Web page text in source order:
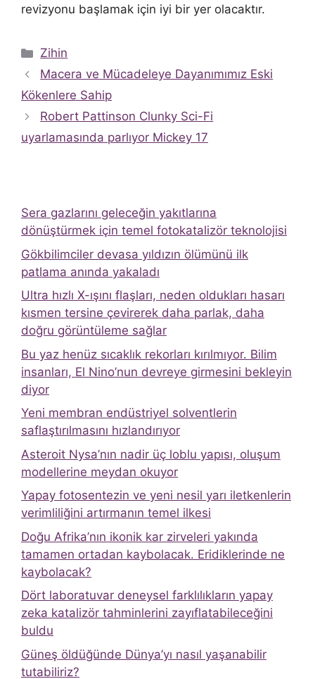
revizyonu başlamak için iyi bir yer olacaktır.
Kategoriler
Zihin
Macera ve Mücadeleye Dayanımımız Eski
Kökenlere Sahip
Robert Pattinson Clunky Sci-Fi
uyarlamasında parlıyor Mickey 17
Sera gazlarını geleceğin yakıtlarına
dönüştürmek için temel fotokatalizör teknolojisi
Gökbilimciler devasa yıldızın ölümünü ilk
patlama anında yakaladı
Ultra hızlı X-ışını flaşları, neden oldukları hasarı
kısmen tersine çevirerek daha parlak, daha
doğru görüntüleme sağlar
Bu yaz henüz sıcaklık rekorları kırılmıyor. Bilim
insanları, El Nino’nun devreye girmesini bekleyin
diyor
Yeni membran endüstriyel solventlerin
saflaştırılmasını hızlandırıyor
Asteroit Nysa’nın nadir üç loblu yapısı, oluşum
modellerine meydan okuyor
Yapay fotosentezin ve yeni nesil yarı iletkenlerin
verimliliğini artırmanın temel ilkesi
Doğu Afrika’nın ikonik kar zirveleri yakında
tamamen ortadan kaybolacak. Eridiklerinde ne
kaybolacak?
Dört laboratuvar deneysel farklılıkların yapay
zeka katalizör tahminlerini zayıflatabileceğini
buldu
Güneş öldüğünde Dünya’yı nasıl yaşanabilir
tutabiliriz?